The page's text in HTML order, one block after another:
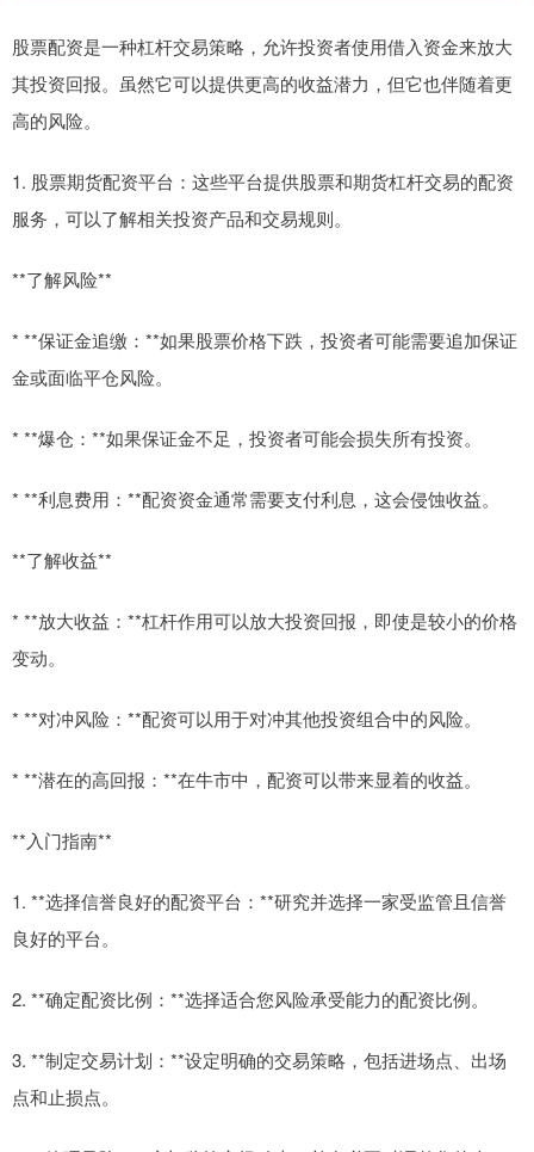
股票配资是一种杠杆交易策略，允许投资者使用借入资金来放大
其投资回报。虽然它可以提供更高的收益潜力，但它也伴随着更
高的风险。
1. 股票期货配资平台：这些平台提供股票和期货杠杆交易的配资
服务，可以了解相关投资产品和交易规则。
**了解风险**
* **保证金追缴：**如果股票价格下跌，投资者可能需要追加保证
金或面临平仓风险。
* **爆仓：**如果保证金不足，投资者可能会损失所有投资。
* **利息费用：**配资资金通常需要支付利息，这会侵蚀收益。
**了解收益**
* **放大收益：**杠杆作用可以放大投资回报，即使是较小的价格
变动。
* **对冲风险：**配资可以用于对冲其他投资组合中的风险。
* **潜在的高回报：**在牛市中，配资可以带来显着的收益。
**入门指南**
1. **选择信誉良好的配资平台：**研究并选择一家受监管且信誉
良好的平台。
2. **确定配资比例：**选择适合您风险承受能力的配资比例。
3. **制定交易计划：**设定明确的交易策略，包括进场点、出场
点和止损点。